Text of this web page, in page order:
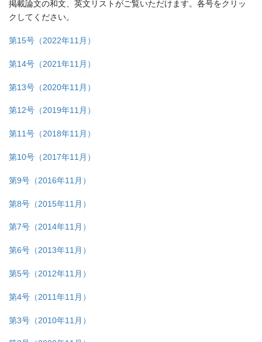
掲載論文の和文、英文リストがご覧いただけます。各号をクリッ
クしてください。
第15号（2022年11月）
第14号（2021年11月）
第13号（2020年11月）
第12号（2019年11月）
第11号（2018年11月）
第10号（2017年11月）
第9号（2016年11月）
第8号（2015年11月）
第7号（2014年11月）
第6号（2013年11月）
第5号（2012年11月）
第4号（2011年11月）
第3号（2010年11月）